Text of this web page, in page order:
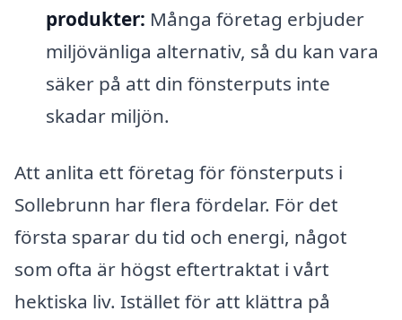
produkter: Många företag erbjuder
miljövänliga alternativ, så du kan vara
säker på att din fönsterputs inte
skadar miljön.
Att anlita ett företag för fönsterputs i
Sollebrunn har flera fördelar. För det
första sparar du tid och energi, något
som ofta är högst eftertraktat i vårt
hektiska liv. Istället för att klättra på